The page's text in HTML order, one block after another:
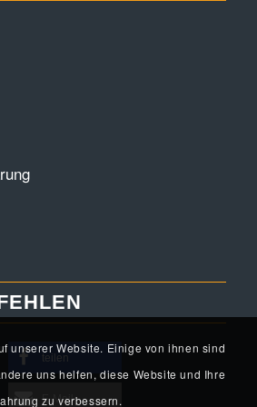
teilen
E-Mail
unserer Website. Einige von ihnen sind
uns helfen, diese Website und Ihre
zu verbessern.